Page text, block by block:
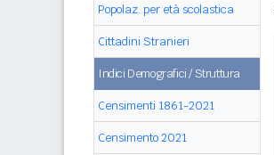
Popolaz. per età scolastica
Cittadini Stranieri
Indici Demografici / Struttura
Censimenti 1861-2021
Censimento 2021